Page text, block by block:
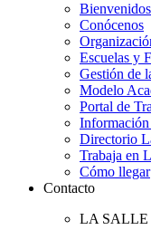
Conócenos
Escuelas y
Gestión de
Modelo
Portal de
Directorio
Trabaja en
Cómo llegar
Contacto
LA SALLE